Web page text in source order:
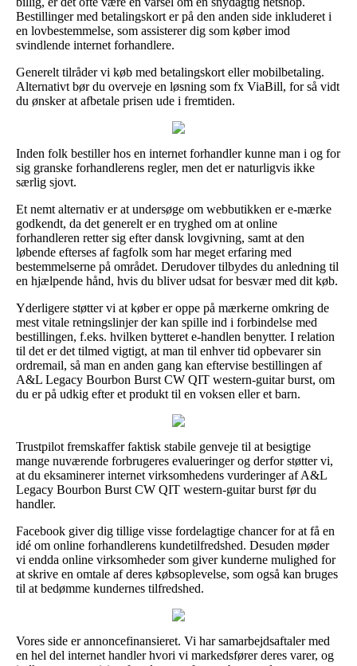
Bestillinger med betalingskort er på den anden side inkluderet i
en lovbestemmelse, som assisterer dig som køber imod
svindlende internet forhandlere.
Generelt tilråder vi køb med betalingskort eller mobilbetaling.
Alternativt bør du overveje en løsning som fx ViaBill, for så vidt
du ønsker at afbetale prisen ude i fremtiden.
Inden folk bestiller hos en internet forhandler kunne man i og for
sig granske forhandlerens regler, men det er naturligvis ikke
særlig sjovt.
Et nemt alternativ er at undersøge om webbutikken er e-mærke
godkendt, da det generelt er en tryghed om at online
forhandleren retter sig efter dansk lovgivning, samt at den
løbende efterses af fagfolk som har meget erfaring med
bestemmelserne på området. Derudover tilbydes du anledning til
en hjælpende hånd, hvis du bliver udsat for besvær med dit køb.
Yderligere støtter vi at køber er oppe på mærkerne omkring de
mest vitale retningslinjer der kan spille ind i forbindelse med
bestillingen, f.eks. hvilken bytteret e-handlen benytter. I relation
til det er det tilmed vigtigt, at man til enhver tid opbevarer sin
ordremail, så man en anden gang kan eftervise bestillingen af
A&L Legacy Bourbon Burst CW QIT western-guitar burst, om
du er på udkig efter et produkt til en voksen eller et barn.
Trustpilot fremskaffer faktisk stabile genveje til at besigtige
mange nuværende forbrugeres evalueringer og derfor støtter vi,
at du eksaminerer internet virksomhedens vurderinger af A&L
Legacy Bourbon Burst CW QIT western-guitar burst før du
handler.
Facebook giver dig tillige visse fordelagtige chancer for at få en
idé om online forhandlerens kundetilfredshed. Desuden møder
vi endda online virksomheder som giver kunderne mulighed for
at skrive en omtale af deres købsoplevelse, som også kan bruges
til at bedømme kundernes tilfredshed.
Vores side er annoncefinansieret. Vi har samarbejdsaftaler med
en hel del internet handler hvori vi markedsfører deres varer, og